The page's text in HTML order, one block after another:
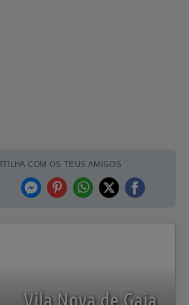
COM OS TEUS AMIGOS
Vila Nova de Gaia